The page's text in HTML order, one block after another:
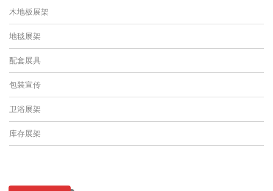
木地板展架
地毯展架
配套展具
包装宣传
卫浴展架
库存展架